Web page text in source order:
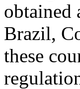
obtained
Brazil,
these